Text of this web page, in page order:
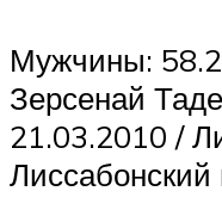
Мужчины:
Зерсенай
21.03.2010 /